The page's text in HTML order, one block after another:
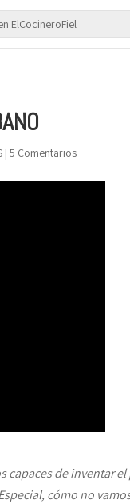
|5 Comentarios
capaces de inventar
cómo no